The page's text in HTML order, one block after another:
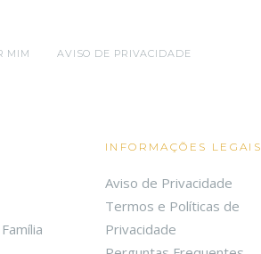
MIM AVISO DE PRIVACIDADE
INFORMAÇÕES LEGAIS
Aviso de Privacidade
Termos e Políticas de
Privacidade